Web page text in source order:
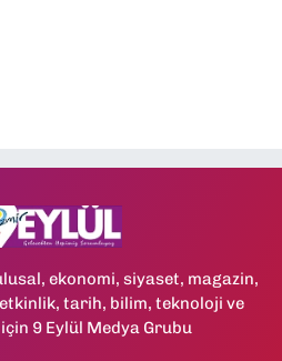
ekonomi, siyaset, magazin,
tarih, bilim, teknoloji ve
9 Eylül Medya Grubu